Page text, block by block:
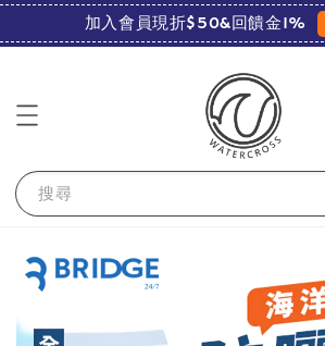
加入會員現折$50&回饋金1%
搜尋